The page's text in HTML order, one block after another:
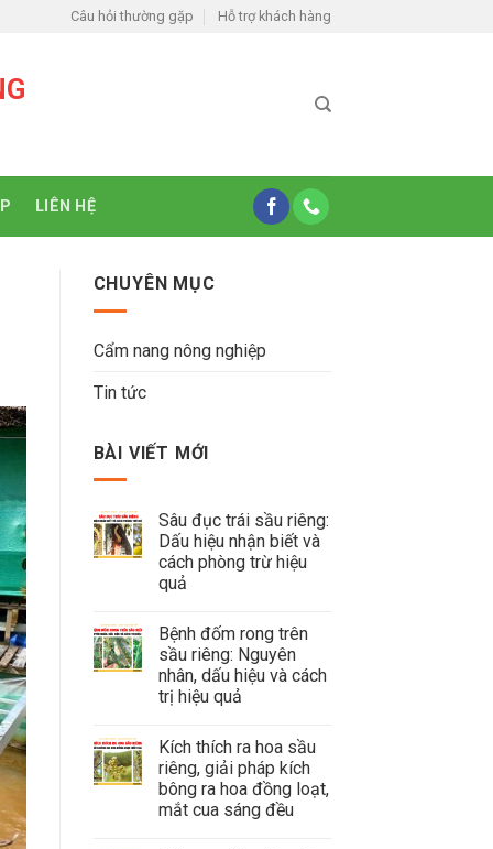
Câu hỏi thường gặp Hỗ trợ khách hàng
LIÊN HỆ
CHUYÊN MỤC
Cẩm nang nông nghiệp
Tin tức
BÀI VIẾT MỚI
Sâu đục trái sầu riêng:
Dấu hiệu nhận biết và
cách phòng trừ hiệu
quả
Bệnh đốm rong trên
sầu riêng: Nguyên
nhân, dấu hiệu và cách
trị hiệu quả
Kích thích ra hoa sầu
riêng, giải pháp kích
bông ra hoa đồng loạt,
mắt cua sáng đều